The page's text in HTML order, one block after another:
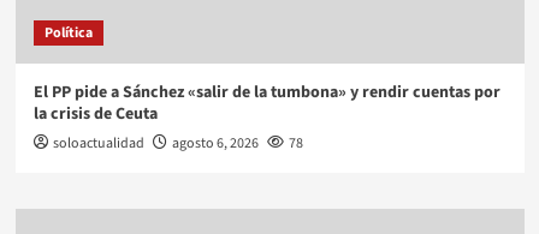
Política
El PP pide a Sánchez «salir de la tumbona» y rendir cuentas por
la crisis de Ceuta
soloactualidad agosto 6, 2026 78